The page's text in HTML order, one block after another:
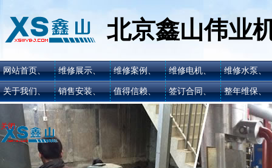
北京鑫山伟业
网站首页、
关于我们、
维修展示、
销售安装、
维修案例、
值得信赖、
维修电机、
签订合同、
维修水泵、
整年维保、
关闭